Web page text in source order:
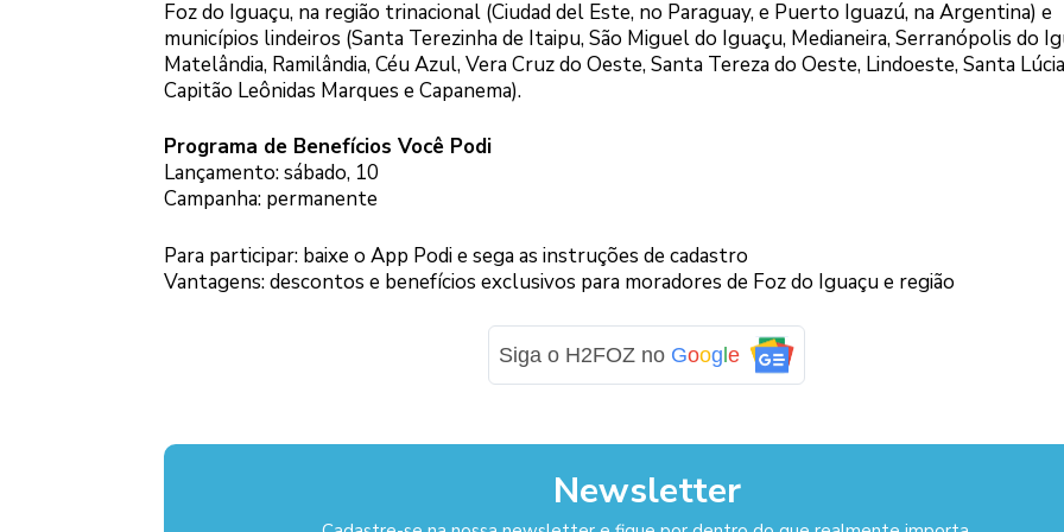
Foz do Iguaçu, na região trinacional (Ciudad del Este, no Paraguay, e Puerto Iguazú, na Argentina) e
municípios lindeiros (Santa Terezinha de Itaipu, São Miguel do Iguaçu, Medianeira, Serranópolis do
Matelândia, Ramilândia, Céu Azul, Vera Cruz do Oeste, Santa Tereza do Oeste, Lindoeste, Santa
Capitão Leônidas Marques e Capanema).
Programa de Benefícios Você Podi
Lançamento: sábado, 10
Campanha: permanente
Para participar: baixe o App Podi e sega as instruções de cadastro
Vantagens: descontos e benefícios exclusivos para moradores de Foz do Iguaçu e região
Siga o H2FOZ no Goog le
Newsletter